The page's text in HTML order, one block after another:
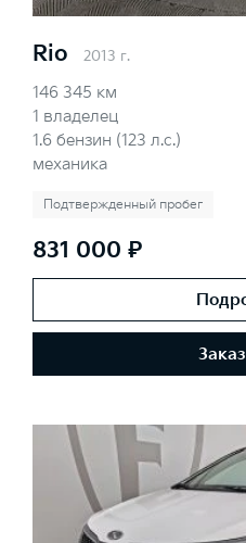
Rio 2013 г.
146 345 км
1 владелец
1.6 бензин (123 л.с.)
механика
Подтвержденный пробег
831 000 ₽